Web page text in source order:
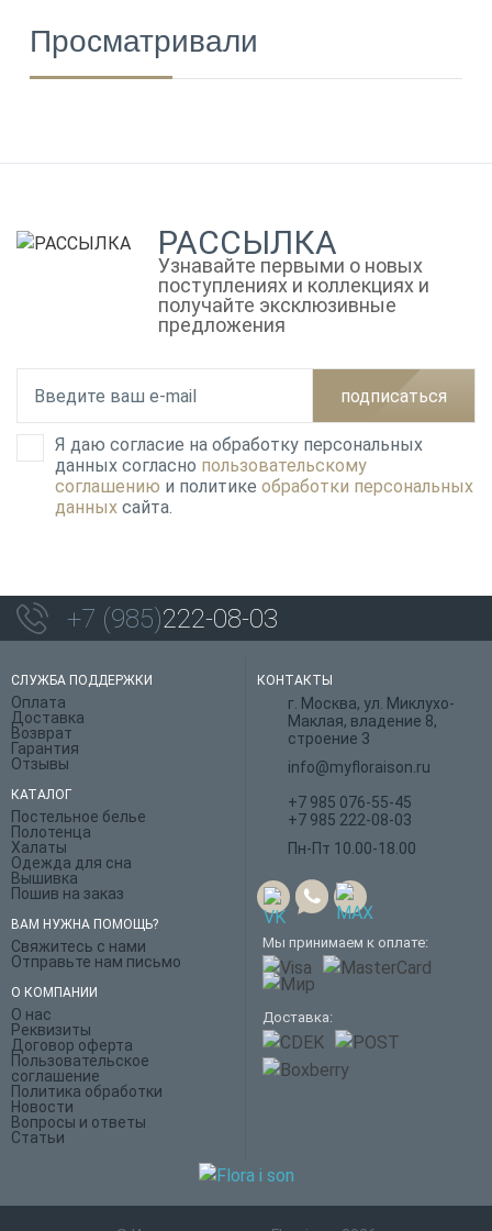
Просматривали
РАССЫЛКА
Узнавайте первыми о новых
поступлениях и коллекциях и
получайте эксклюзивные
предложения
подписаться
Я даю согласие на обработку персональных
данных согласно пользовательскому
соглашению и политике обработки персональных
данных сайта.
+7 (985)222-08-03
СЛУЖБА ПОДДЕРЖКИ
Оплата
Доставка
Возврат
Гарантия
Отзывы
КАТАЛОГ
Постельное белье
Полотенца
Халаты
Одежда для сна
Вышивка
Пошив на заказ
ВАМ НУЖНА ПОМОЩЬ?
Свяжитесь с нами
Отправьте нам письмо
О КОМПАНИИ
О нас
Реквизиты
Договор оферта
Пользовательское
соглашение
Политика обработки
Новости
Вопросы и ответы
Статьи
КОНТАКТЫ
г. Москва, ул. Миклухо-
Маклая, владение 8,
строение 3
info@myfloraison.ru
+7 985 076-55-45
+7 985 222-08-03
Пн-Пт 10.00-18.00
Мы принимаем к оплате:
Доставка: